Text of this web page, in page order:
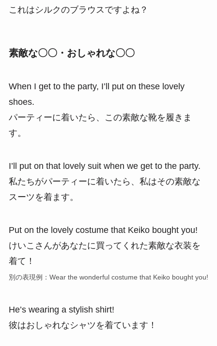
これはシルクのブラウスですよね？
素敵な〇〇・おしゃれな〇〇
When I get to the party, I’ll put on these lovely
shoes.
パーティーに着いたら、この素敵な靴を履きま
す。
I’ll put on that lovely suit when we get to the party.
私たちがパーティーに着いたら、私はその素敵な
スーツを着ます。
Put on the lovely costume that Keiko bought you!
けいこさんがあなたに買ってくれた素敵な衣装を
着て！
別の表現例：Wear the wonderful costume that Keiko bought you!
He’s wearing a stylish shirt!
彼はおしゃれなシャツを着ています！